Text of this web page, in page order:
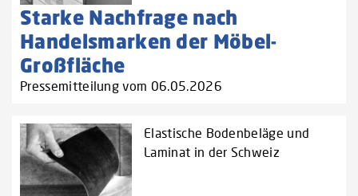
Starke Nachfrage nach
Handelsmarken der Möbel-
Großfläche
Pressemitteilung vom 06.05.2026
Elastische Bodenbeläge und
Laminat in der Schweiz